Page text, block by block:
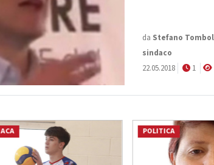
da Stefano
sindaco
22.05.2018
1
POLITICA